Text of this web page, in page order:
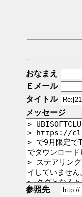
おなまえ
Ｅメール
タイトル
メッセージ
参照先